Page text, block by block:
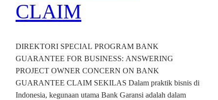
CLAIM
DIREKTORI SPECIAL PROGRAM BANK
GUARANTEE FOR BUSINESS: ANSWERING
PROJECT OWNER CONCERN ON BANK
GUARANTEE CLAIM SEKILAS Dalam praktik bisnis di
Indonesia, kegunaan utama Bank Garansi adalah dalam